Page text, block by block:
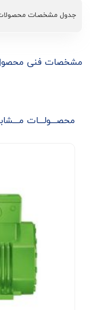
جدول مشخصات
مشخصات فنی
محصـــولـــات